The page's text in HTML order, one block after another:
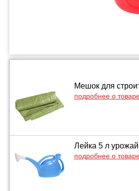
Мешок для
подробнее о
Лейка 5 л
подробнее о